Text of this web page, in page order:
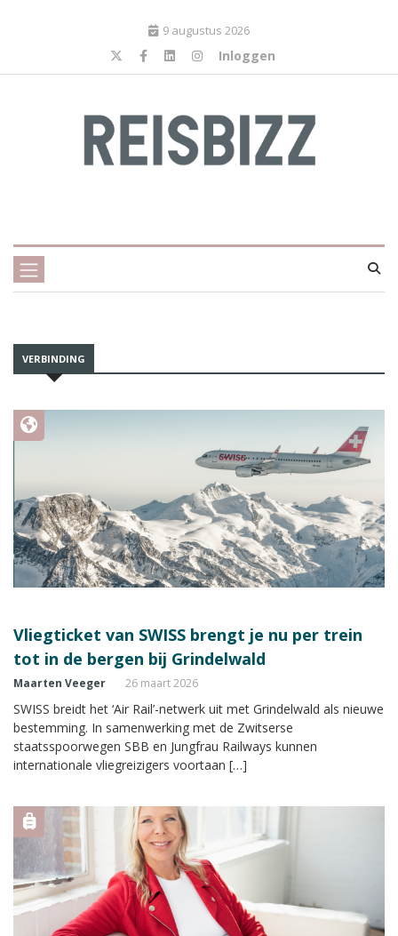
9 augustus 2026
Inloggen
VERBINDING
Vliegticket van SWISS brengt je nu per trein
tot in de bergen bij Grindelwald
Maarten Veeger 26 maart 2026
SWISS breidt het ‘Air Rail’-netwerk uit met Grindelwald als nieuwe
bestemming. In samenwerking met de Zwitserse
staatsspoorwegen SBB en Jungfrau Railways kunnen
internationale vliegreizigers voortaan […]